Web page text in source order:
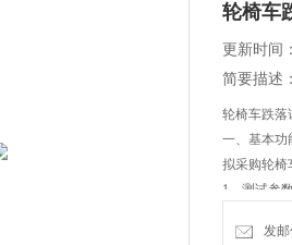
轮椅车
更新时间
简要描述：
轮椅车跌落
一、基本功
拟采购轮椅
1、测试参
发邮